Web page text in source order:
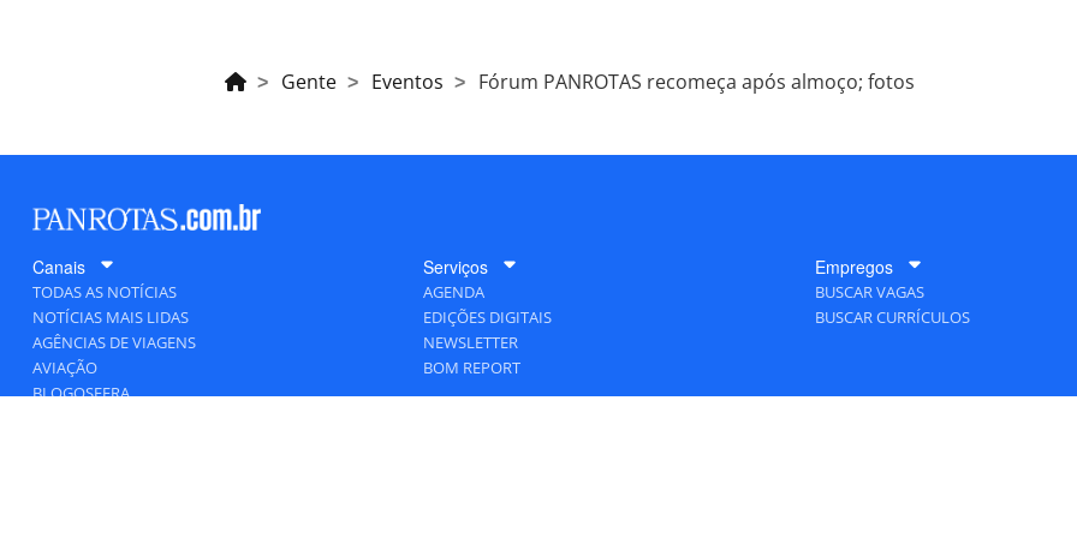
Gente Eventos Fórum PANROTAS recomeça após almoço; fotos
Canais
TODAS AS NOTÍCIAS
NOTÍCIAS MAIS LIDAS
AGÊNCIAS DE VIAGENS
AVIAÇÃO
BLOGOSFERA
Serviços
AGENDA
EDIÇÕES DIGITAIS
NEWSLETTER
BOM REPORT
Empregos
BUSCAR VAGAS
BUSCAR CURRÍCULOS